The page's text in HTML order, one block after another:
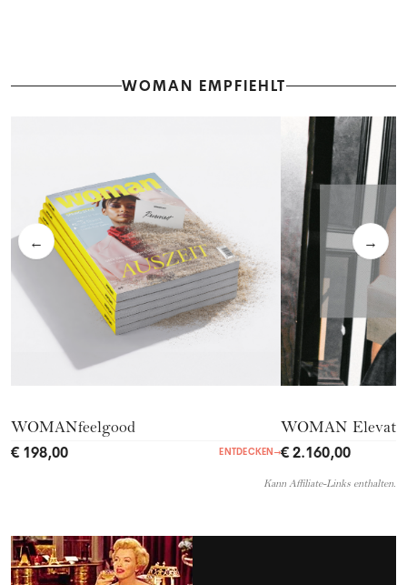
WOMAN EMPFIEHLT
← →
WOMANfeelgood
€ 198,00 ENTDECKEN →
WOMAN Elevate
€ 2.160,00
Kann Affiliate-Links enthalten.